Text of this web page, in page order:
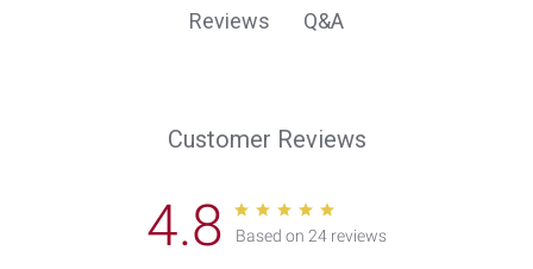
Reviews Q&A
Customer Reviews
4.8 Based on 24 reviews